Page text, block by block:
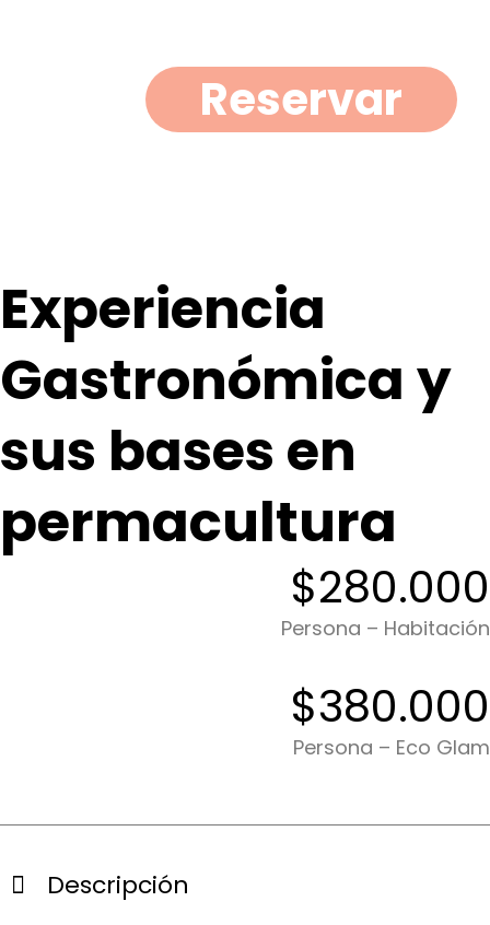
Reservar
Experiencia
Gastronómica y
sus bases en
permacultura
$280.000
Persona – Habitación
$380.000
Persona – Eco Glam
Descripción